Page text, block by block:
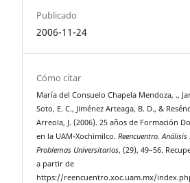
Publicado
2006-11-24
Cómo citar
María del Consuelo Chapela Mendoza, .,
Soto, E. C., Jiménez Arteaga, B. D., &
Arreola, J. (2006). 25 años de Formación
en la UAM-Xochimilco.Reencuentro. Análisis
Problemas Universitarios, (29), 49–56.
a partir de
https://reencuentro.xoc.uam.mx/